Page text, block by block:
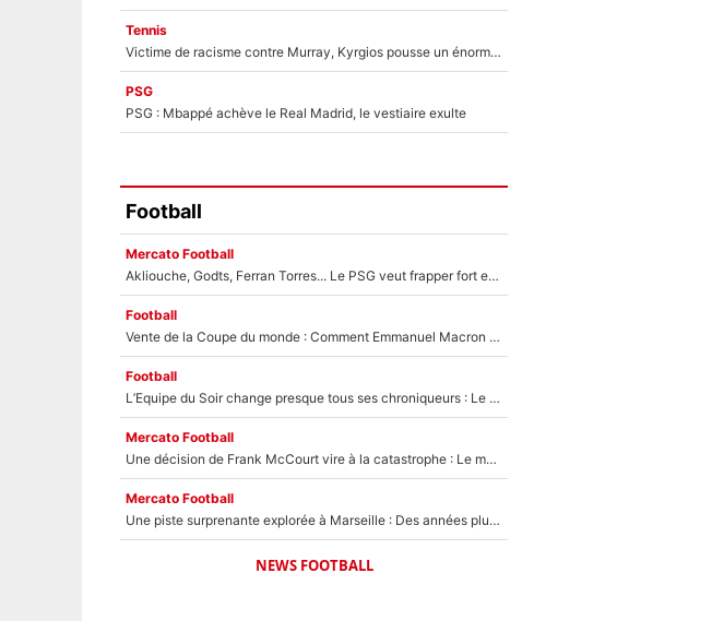
Tennis
Victime de racisme contre Murray, Kyrgios pousse un énorme coup de gueule !
PSG
PSG : Mbappé achève le Real Madrid, le vestiaire exulte
Football
Mercato Football
Akliouche, Godts, Ferran Torres... Le PSG veut frapper fort et prépare un mercato à plus de 190M€ pour régaler Luis Enrique cet été !
Football
Vente de la Coupe du monde : Comment Emmanuel Macron a incité le président de la FFF à s’opposer au projet de Gianni Infantino en pleine crise à la FIFA
Football
L’Equipe du Soir change presque tous ses chroniqueurs : Le pire scénario imaginé par l’IA après le départ de Johan Micoud !
Mercato Football
Une décision de Frank McCourt vire à la catastrophe : Le mercato de l’OM provoque de nouvelles tensions en pleine crise financière !
Mercato Football
Une piste surprenante explorée à Marseille : Des années plus tard, l’OM a tenté de faire revenir le joueur qui avait provoqué le départ d’André Villas-Boas !
NEWS FOOTBALL